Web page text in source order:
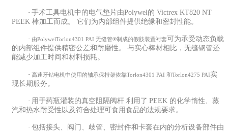
· 手术工具电机中的电气垫片由Polywel的 Victrex KT820 NT
PEEK 棒加工而成。 它们为内部组件提供绝缘和密封性能。
· 由PolywelTorlon4301 PAI 无缝管®制成的假肢装置衬套可为承受动态负载
的内部组件提供精密公差和耐磨性。
与实心棒材相比，无缝钢管还
能减少加工时间和材料损耗。
· 高速牙钻电机中使用的轴承保持架依靠Torlon4301 PAI 和Torlon4275 PAI实
现长期服务。
· 用于药瓶灌装的真空阻隔阀杆 利用了 PEEK 的化学惰性、蒸
汽和热水耐受性以及符合处理可食用食品的法规要求。
· 包括接头、阀门、歧管、密封件和卡套在内的分析设备部件由